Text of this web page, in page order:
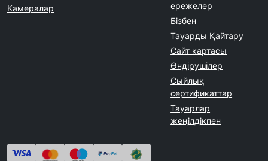
Камералар
ережелер
Бізбен
Тауарды Қайтару
Сайт картасы
Өндірушілер
Сыйлық
сертификаттар
Тауарлар
жеңілдікпен